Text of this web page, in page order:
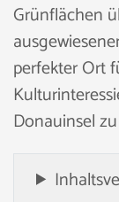
Grünflächen
perfekter Ort
Donauinsel